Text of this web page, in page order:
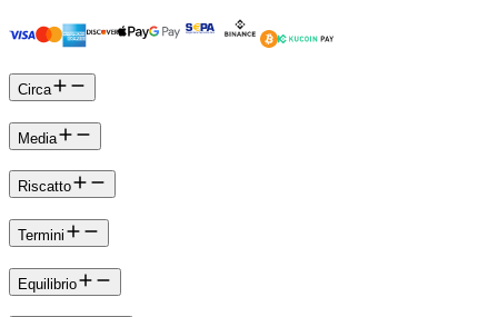
Circa
Media
Riscatto
Termini
Equilibrio